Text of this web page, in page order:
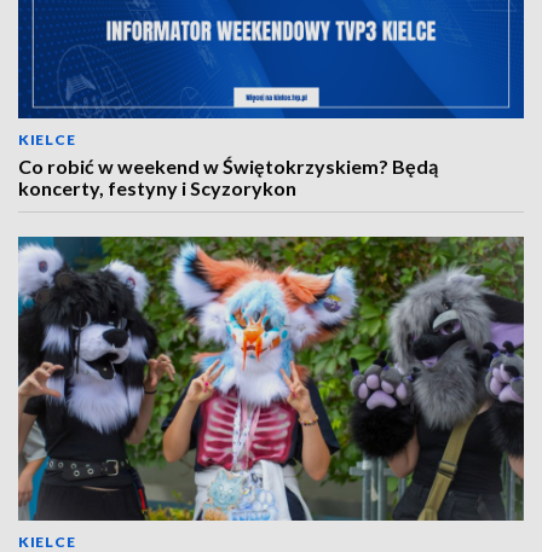
KIELCE
Co robić w weekend w Świętokrzyskiem? Będą
koncerty, festyny i Scyzorykon
KIELCE